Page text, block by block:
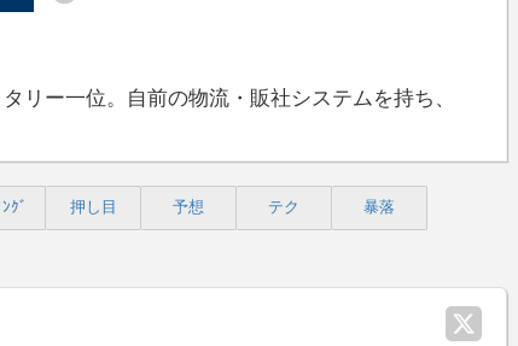
リー一位。自前の物流・販社システムを持ち、
ｸﾞ 押し目 予想 テク 暴落